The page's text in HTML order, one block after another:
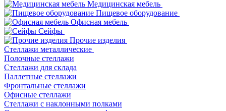
Медицинская мебель
Пищевое оборудование
Офисная мебель
Сейфы
Прочие изделия
Стеллажи металлические
Полочные стеллажи
Стеллажи для склада
Паллетные стеллажи
Фронтальные стеллажи
Офисные стеллажи
Стеллажи с наклонными полками